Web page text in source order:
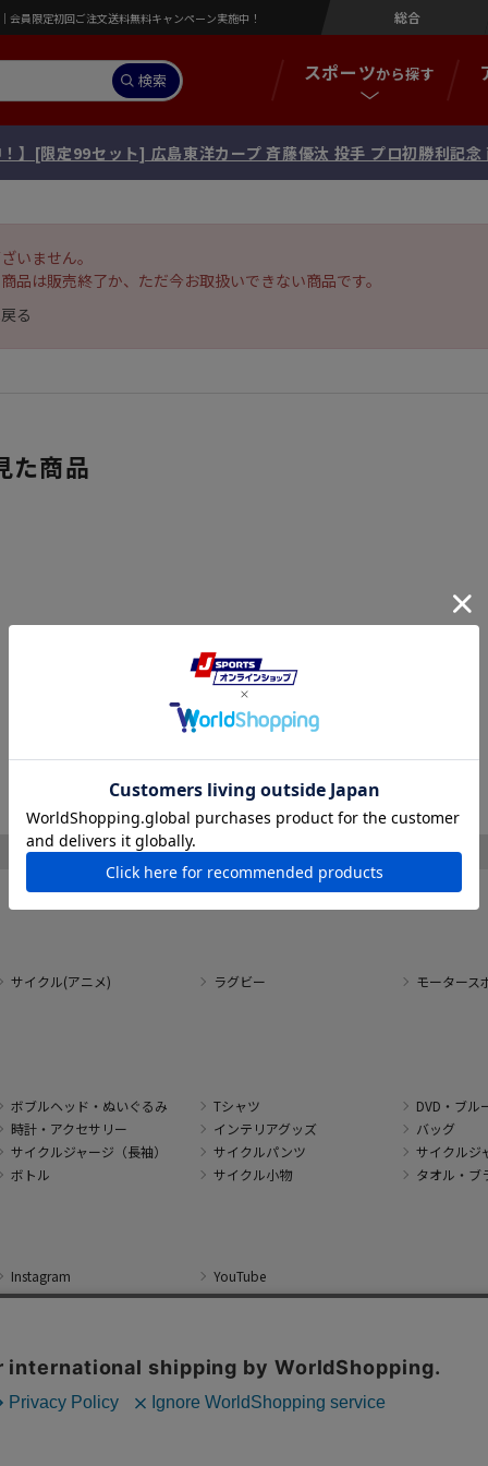
会員限定初回ご注文送料無料キャンペーン実施中！ 総合
検索 スポーツから探す
】[限定99セット] 広島東洋カープ 斉藤優汰 投手 プロ初勝利記
いません。
品は販売終了か、ただ今お取扱いできない商品です。
る
た商品
サイクル(アニメ) ラグビー モータース
ボブルヘッド・ぬいぐるみ Tシャツ
DVD・ブル
時計・アクセサリー
インテリアグッズ
バッグ
サイクルジャージ（長袖）
サイクルパンツ
サイクルジ
ボトル
サイクル小物 タオル・ブ
Instagram YouTube
J SPORTS Corporation All Rights Reserved. No reproduction or republication